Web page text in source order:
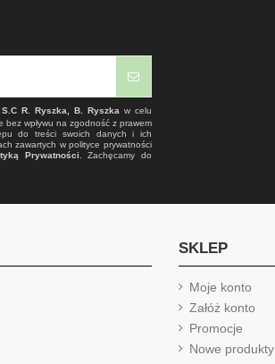
S.C R. Ryszka, B. Ryszka w celu
wpływu na zgodność z prawem
do treści swoich danych i ich
zawartych w polityce prywatności
Prywatności . Zachęcamy do
SKLEP
Moje konto
Załóż konto
Promocje
Nowe produkty